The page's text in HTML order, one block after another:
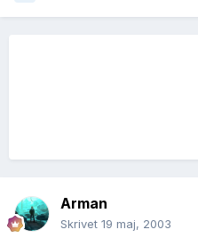
Arman
Skrivet 19 maj, 2003